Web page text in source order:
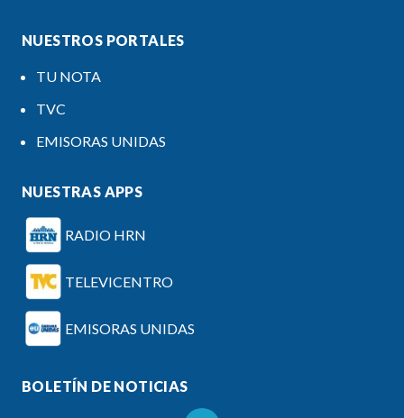
NUESTROS PORTALES
TU NOTA
TVC
EMISORAS UNIDAS
NUESTRAS APPS
RADIO HRN
TELEVICENTRO
EMISORAS UNIDAS
BOLETÍN DE NOTICIAS